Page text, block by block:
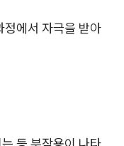
정에서 자극을 받아